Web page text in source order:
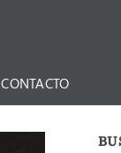
CONTACTO